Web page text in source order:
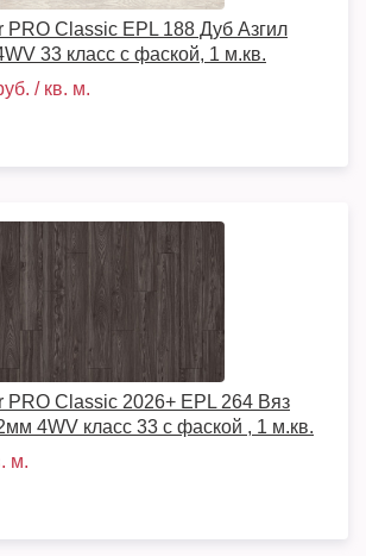
Classic EPL 188 Дуб Азгил
33 класс с фаской, 1 м.кв.
/ кв. м.
PRO Classic 2026+ EPL 264 Вяз
4WV класс 33 с фаской , 1 м.кв.
м.